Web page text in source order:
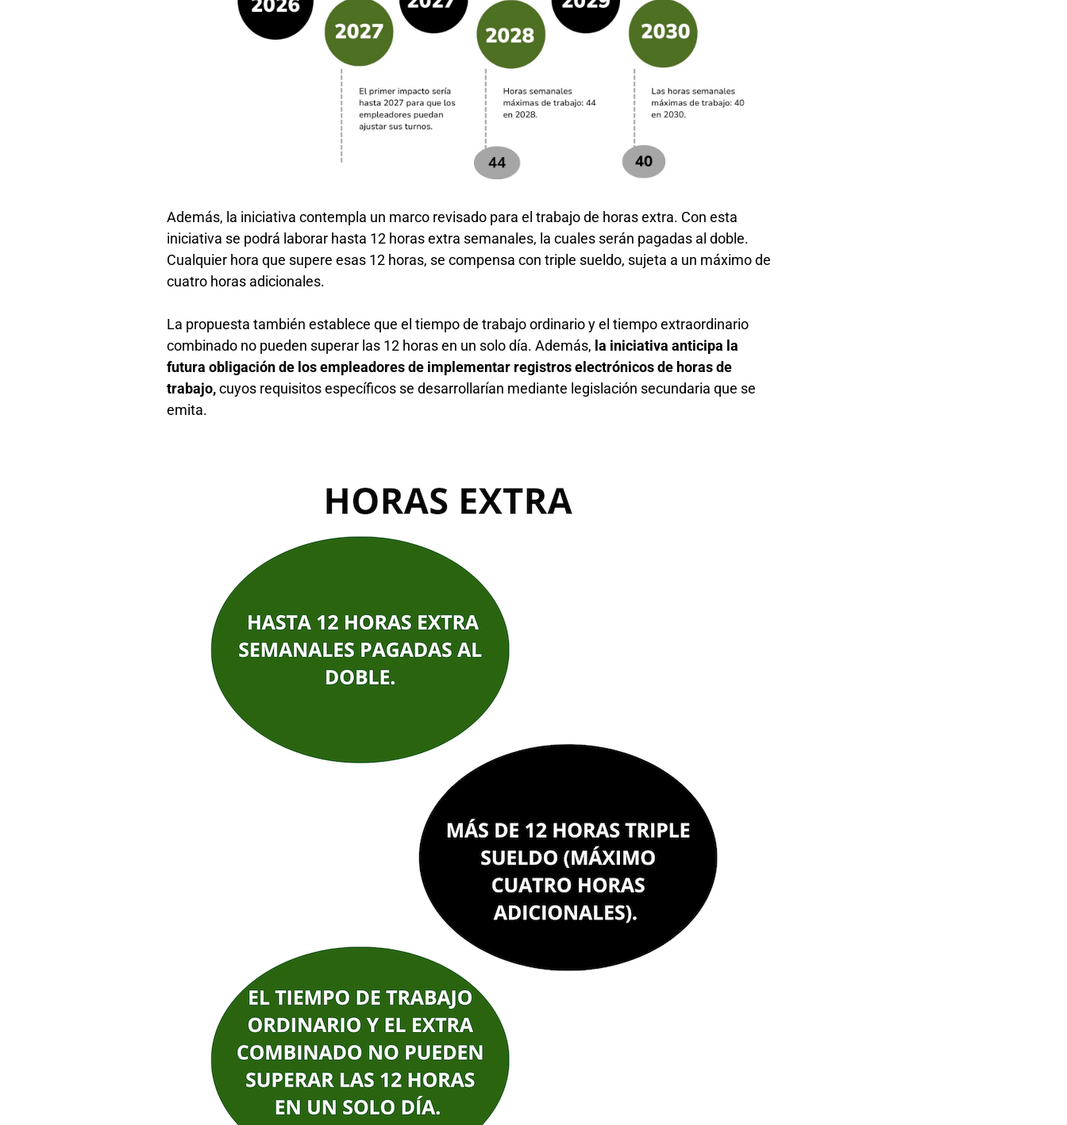
Además, la iniciativa contempla un marco revisado para el trabajo de horas extra. Con esta
iniciativa se podrá laborar hasta 12 horas extra semanales, la cuales serán pagadas al doble.
Cualquier hora que supere esas 12 horas, se compensa con triple sueldo, sujeta a un máximo de
cuatro horas adicionales.
La propuesta también establece que el tiempo de trabajo ordinario y el tiempo extraordinario
combinado no pueden superar las 12 horas en un solo día. Además, la iniciativa anticipa la
futura obligación de los empleadores de implementar registros electrónicos de horas de
trabajo,cuyos requisitos específicos se desarrollarían mediante legislación secundaria que se
emita.